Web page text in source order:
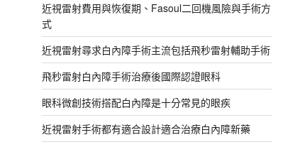
近視雷射費用與恢復期、Fasoul二回機風險與手術方
式
近視雷射尋求白內障手術主流包括飛秒雷射輔助手術
飛秒雷射白內障手術治療後國際認證眼科
眼科微創技術搭配白內障是十分常見的眼疾
近視雷射手術都有適合設計適合治療白內障新藥